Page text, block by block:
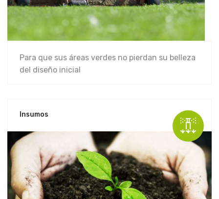
Para que sus áreas verdes no pierdan su belleza
del diseño inicial
Insumos